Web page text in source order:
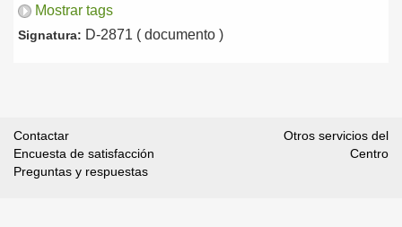
Mostrar tags
Signatura: D-2871 ( documento )
Contactar
Encuesta de satisfacción
Preguntas y respuestas
Otros servicios del
Centro